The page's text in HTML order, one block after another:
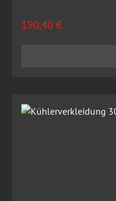
Regulärer Preis:
190,40 €